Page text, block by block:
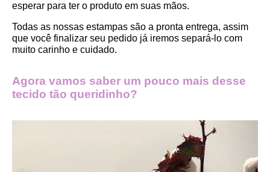
esperar para ter o produto em suas mãos.
Todas as nossas estampas são a pronta entrega, assim
que você finalizar seu pedido já iremos separá-lo com
muito carinho e cuidado.
Agora vamos saber um pouco mais desse
tecido tão queridinho?